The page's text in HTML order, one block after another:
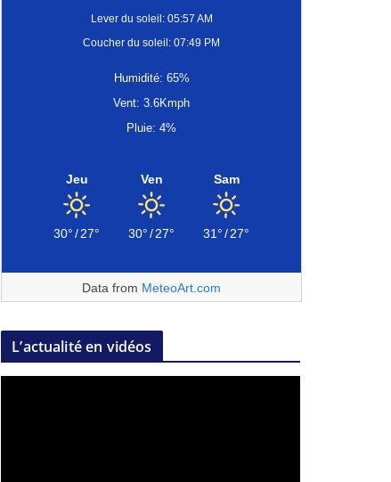
Lever du soleil: 05:57 AM
Coucher du soleil: 07:49 PM
Humidité: 65%
Vent: 3.6Kmph
Pluie: 4%
Jeu
30°/27°
Ven
30°/27°
Sam
31°/27°
Data from MeteoArt.com
L’actualité en vidéos